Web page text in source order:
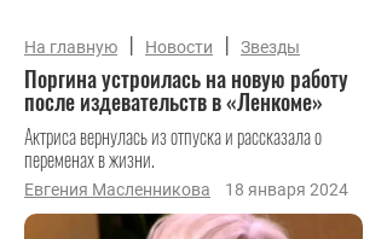
На главную | Новости | Звезды
Поргина устроилась на новую работу
после издевательств в «Ленкоме»
Актриса вернулась из отпуска и рассказала о
переменах в жизни.
Евгения Масленникова 18 января 2024